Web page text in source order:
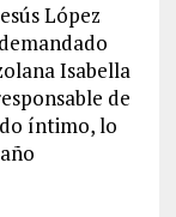
López
Isabella
de
íntimo, lo